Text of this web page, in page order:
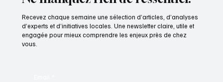
Recevez chaque semaine une sélection d’articles, d’analyses
d’experts et d’initiatives locales. Une newsletter claire, utile et
engagée pour mieux comprendre les enjeux près de chez
vous.